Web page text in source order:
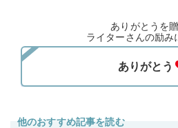
ありがとうを
ライターさんの励み
他のおすすめ記事を読む